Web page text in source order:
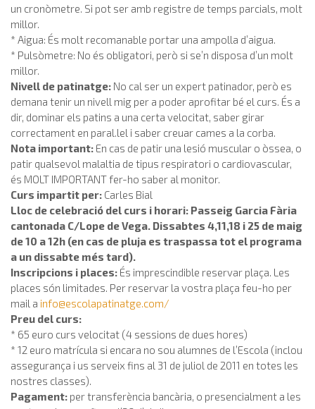
un cronòmetre. Si pot ser amb registre de temps parcials, molt
millor.
* Aigua: És molt recomanable portar una ampolla d’aigua.
* Pulsòmetre: No és obligatori, però si se’n disposa d’un molt
millor.
Nivell de patinatge: No cal ser un expert patinador, però es
demana tenir un nivell mig per a poder aprofitar bé el curs. És a
dir, dominar els patins a una certa velocitat, saber girar
correctament en paral.lel i saber creuar cames a la corba.
Nota important: En cas de patir una lesió muscular o òssea, o
patir qualsevol malaltia de tipus respiratori o cardiovascular,
és MOLT IMPORTANT fer-ho saber al monitor.
Curs impartit per: Carles Bial
Lloc de celebració del curs i horari: Passeig Garcia Fària
cantonada C/Lope de Vega. Dissabtes 4,11,18 i 25 de maig
de 10 a 12h (en cas de pluja es traspassa tot el programa
a un dissabte més tard).
Inscripcions i places: És imprescindible reservar plaça. Les
places són limitades. Per reservar la vostra plaça feu-ho per
mail a info@escolapatinatge.com/
Preu del curs:
* 65 euro curs velocitat (4 sessions de dues hores)
* 12 euro matrícula si encara no sou alumnes de l’Escola (inclou
assegurança i us serveix fins al 31 de juliol de 2011 en totes les
nostres classes).
Pagament: per transferència bancària, o presencialment a les